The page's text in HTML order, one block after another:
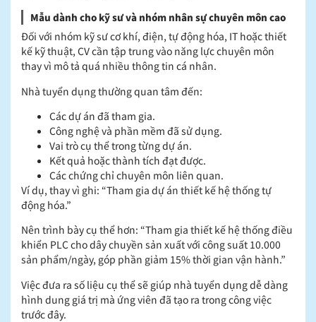
Mẫu dành cho kỹ sư và nhóm nhân sự chuyên môn cao
Đối với nhóm kỹ sư cơ khí, điện, tự động hóa, IT hoặc thiết
kế kỹ thuật, CV cần tập trung vào năng lực chuyên môn
thay vì mô tả quá nhiều thông tin cá nhân.
Nhà tuyển dụng thường quan tâm đến:
Các dự án đã tham gia.
Công nghệ và phần mềm đã sử dụng.
Vai trò cụ thể trong từng dự án.
Kết quả hoặc thành tích đạt được.
Các chứng chỉ chuyên môn liên quan.
Ví dụ, thay vì ghi: “Tham gia dự án thiết kế hệ thống tự
động hóa.”
Nên trình bày cụ thể hơn: “Tham gia thiết kế hệ thống điều
khiển PLC cho dây chuyền sản xuất với công suất 10.000
sản phẩm/ngày, góp phần giảm 15% thời gian vận hành.”
Việc đưa ra số liệu cụ thể sẽ giúp nhà tuyển dụng dễ dàng
hình dung giá trị mà ứng viên đã tạo ra trong công việc
trước đây.